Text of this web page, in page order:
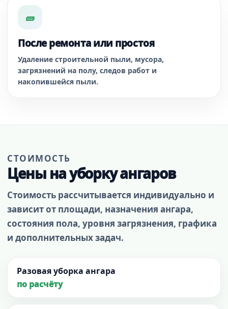
🧱
После ремонта или простоя
Удаление строительной пыли, мусора,
загрязнений на полу, следов работ и
накопившейся пыли.
СТОИМОСТЬ
Цены на уборку ангаров
Стоимость рассчитывается индивидуально и
зависит от площади, назначения ангара,
состояния пола, уровня загрязнения, графика
и дополнительных задач.
Разовая уборка ангара
по расчёту